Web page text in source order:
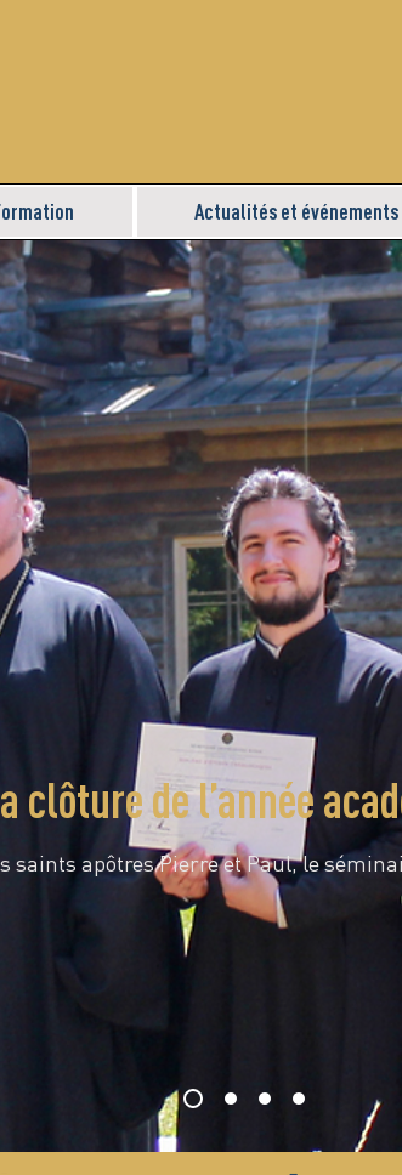
Actualités et événements
clôture de l’année
saints apôtres Pierre et Paul, le